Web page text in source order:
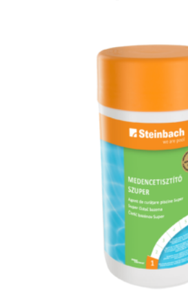
úszómedencékhez ajánlott, PH
távú klórozás. Elhelyezése úszó
szkimmerbe javasolt. Klór A mikroorganizmusokat a
mechanikus medencetisztítás, a
teljesen eltávolítani. Forró napokon
tökéletes feltételeket biztosít a
kórokozók számának
szolgálnak az algáknak,
szaporodnak, amik tökéletes
baktériumok, vírusok és gombák
fertőtlenítőszer használata ezért
mikroorganizmusok
zavarosságának ellensúlyozása